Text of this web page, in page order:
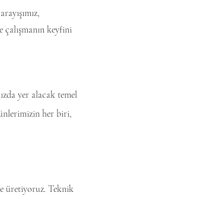
keyfini
yer alacak temel
her biri,
üretiyoruz. Teknik